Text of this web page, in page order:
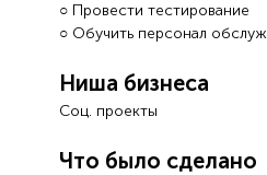
○ Провести тестирование
○ Обучить персонал
Ниша бизнеса
Соц. проекты
Что было сделано